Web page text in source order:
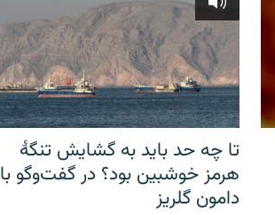
تا چه حد باید به گشایش تنگهٔ
هرمز خوشبین بود؟ در گفت‌وگو با
دامون گلریز